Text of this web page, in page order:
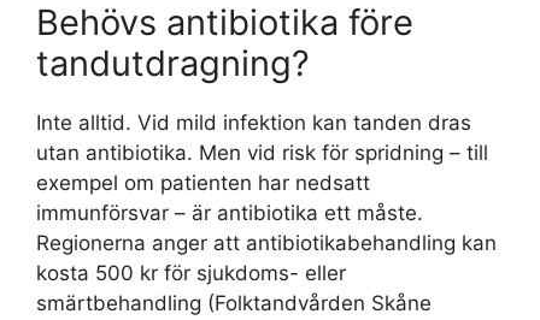
Behövs antibiotika före
tandutdragning?
Inte alltid. Vid mild infektion kan tanden dras
utan antibiotika. Men vid risk för spridning – till
exempel om patienten har nedsatt
immunförsvar – är antibiotika ett måste.
Regionerna anger att antibiotikabehandling kan
kosta 500 kr för sjukdoms- eller
smärtbehandling (Folktandvården Skåne